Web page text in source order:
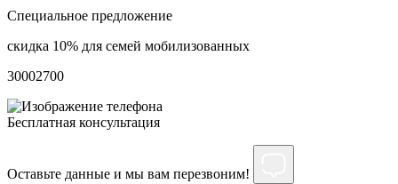
Специальное предложение
скидка 10% для семей мобилизованных
30002700
Бесплатная консультация
Оставьте данные и мы вам перезвоним!